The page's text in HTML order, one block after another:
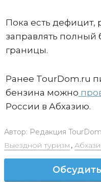
Пока есть дефицит,
заправлять
границы.
Ранее TourDom.ru
бензина можно
России в Абхазию.
Автор: Редакция
Выездной туризм ,